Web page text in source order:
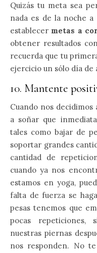
Quizás tu meta sea
nada es de la noche
establecer metas a
obtener resultados
recuerda que tu
ejercicio un sólo día de
10. Mantente
Cuando nos
a soñar que
tales como bajar de
soportar grandes
cantidad de
cuando ya nos
estamos en yoga,
falta de fuerza se
pesas tenemos que
pocas repeticiones,
nuestras piernas
nos responden. No